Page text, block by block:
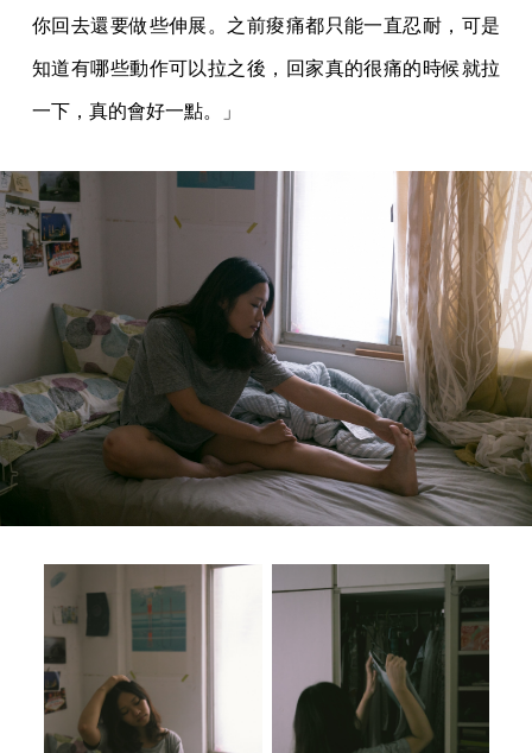
你回去還要做些伸展。之前痠痛都只能一直忍耐，可是
知道有哪些動作可以拉之後，回家真的很痛的時候就拉
一下，真的會好一點。」